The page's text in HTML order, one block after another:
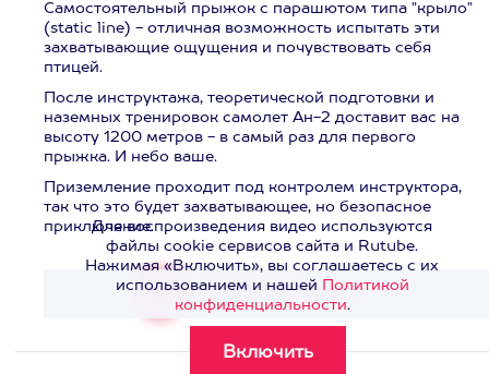
Самостоятельный прыжок с парашютом типа "крыло"
(static line) - отличная возможность испытать эти
захватывающие ощущения и почувствовать себя
птицей.
После инструктажа, теоретической подготовки и
наземных тренировок самолет Ан-2 доставит вас на
высоту 1200 метров - в самый раз для первого
прыжка. И небо ваше.
Приземление проходит под контролем инструктора,
так что это будет захватывающее, но безопасное
приключение.
Смотреть видео>
Для воспроизведения видео используются
файлы cookie сервисов сайта и Rutube.
Нажимая «Включить», вы соглашаетесь с их
использованием и нашей Политикой
конфиденциальности.